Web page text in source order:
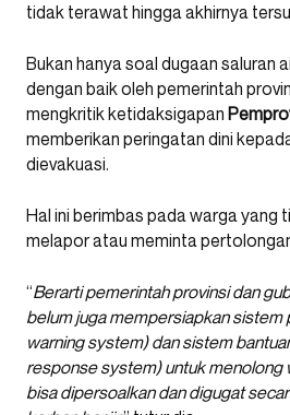
tidak terawat hingga akhirnya
Bukan hanya soal dugaan saluran
dengan baik oleh pemerintah
mengkritik ketidaksigapan
memberikan peringatan dini
dievakuasi.
Hal ini berimbas pada warga yang
melapor atau meminta
“Berarti pemerintah provinsi dan
belum juga mempersiapkan sistem
warning system) dan sistem
response system) untuk menolong
bisa dipersoalkan dan digugat